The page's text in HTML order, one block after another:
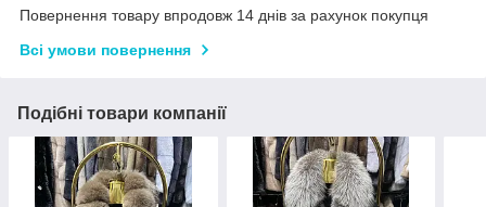
Повернення товару впродовж 14 днів за рахунок покупця
Всі умови повернення
Подібні товари компанії